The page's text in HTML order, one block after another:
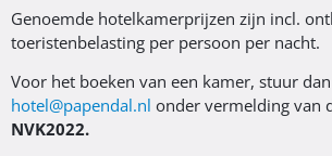
Genoemde hotelkamerprijzen zijn incl.
toeristenbelasting per persoon per nacht.
Voor het boeken van een kamer, stuur
hotel@papendal.nl onder vermelding van
NVK2022.